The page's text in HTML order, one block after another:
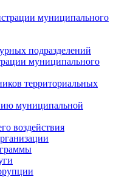
муниципального
подразделений
муниципального
территориальных
муниципальной
воздействия